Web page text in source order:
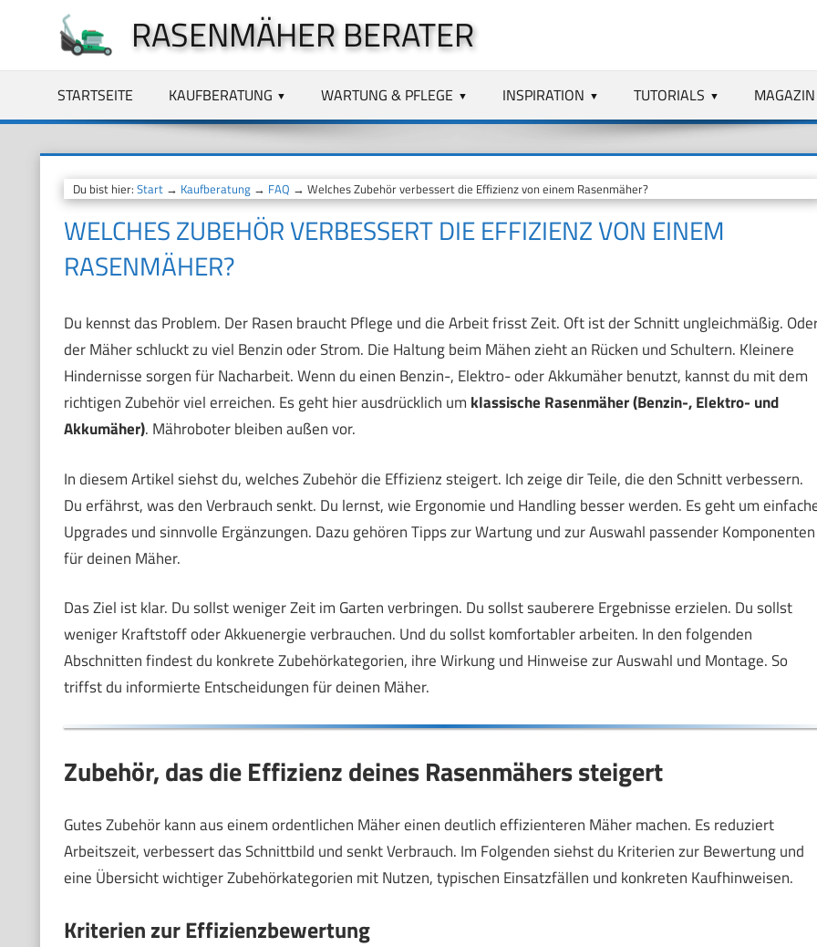
springen
RASENMÄHER BERATER
STARTSEITE KAUFBERATUNG WARTUNG & PFLEGE INSPIRATION TUTORIALS MAGAZIN
Du bist hier: Start→ Kaufberatung→ FAQ → Welches Zubehör verbessert die Effizienz von einem Rasenmäher?
WELCHES ZUBEHÖR VERBESSERT DIE EFFIZIENZ VON EINEM
RASENMÄHER?
Du kennst das Problem. Der Rasen braucht Pflege und die Arbeit frisst Zeit. Oft ist der Schnitt ungleichmäßig.
der Mäher schluckt zu viel Benzin oder Strom. Die Haltung beim Mähen zieht an Rücken und Schultern. Kleinere
Hindernisse sorgen für Nacharbeit. Wenn du einen Benzin-, Elektro- oder Akkumäher benutzt, kannst du mit dem
richtigen Zubehör viel erreichen. Es geht hier ausdrücklich um klassische Rasenmäher (Benzin-, Elektro- und
Akkumäher). Mähroboter bleiben außen vor.
In diesem Artikel siehst du, welches Zubehör die Effizienz steigert. Ich zeige dir Teile, die den Schnitt verbessern.
Du erfährst, was den Verbrauch senkt. Du lernst, wie Ergonomie und Handling besser werden. Es geht um
Upgrades und sinnvolle Ergänzungen. Dazu gehören Tipps zur Wartung und zur Auswahl passender Komponenten
für deinen Mäher.
Das Ziel ist klar. Du sollst weniger Zeit im Garten verbringen. Du sollst sauberere Ergebnisse erzielen. Du sollst
weniger Kraftstoff oder Akkuenergie verbrauchen. Und du sollst komfortabler arbeiten. In den folgenden
Abschnitten findest du konkrete Zubehörkategorien, ihre Wirkung und Hinweise zur Auswahl und Montage. So
triffst du informierte Entscheidungen für deinen Mäher.
Zubehör, das die Effizienz deines Rasenmähers steigert
Gutes Zubehör kann aus einem ordentlichen Mäher einen deutlich effizienteren Mäher machen. Es reduziert
Arbeitszeit, verbessert das Schnittbild und senkt Verbrauch. Im Folgenden siehst du Kriterien zur Bewertung und
eine Übersicht wichtiger Zubehörkategorien mit Nutzen, typischen Einsatzfällen und konkreten Kaufhinweisen.
Kriterien zur Effizienzbewertung